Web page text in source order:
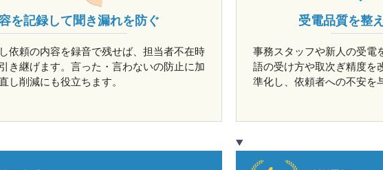
を記録して聞き漏れを防ぐ
依頼の内容を録音で残せば、担当者不在時
き継げます。言った・言わないの防止に加
し削減にも役立ちます。
受電品質を整
事務スタッフや新人の受電
語の受け方や取次ぎ精度を
準化し、依頼者への不安を